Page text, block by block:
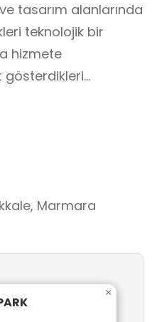
tasarım alanlarında
teknolojik bir
hizmete
gösterdikleri
teknolojik yenilik
Marmara
×